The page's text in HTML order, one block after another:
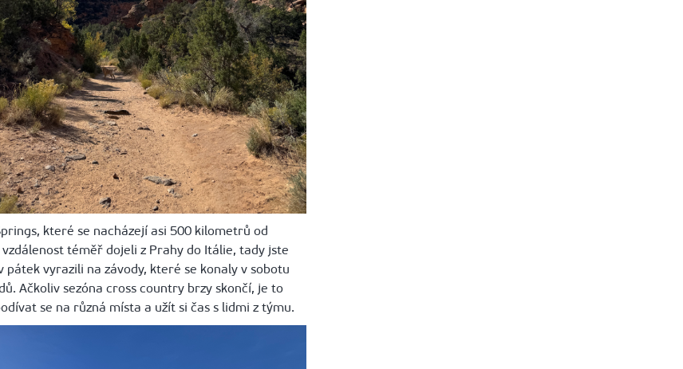
které se nacházejí asi 500 kilometrů od
téměř dojeli z Prahy do Itálie, tady jste
vyrazili na závody, které se konaly v sobotu
Ačkoliv sezóna cross country brzy skončí, je to
se na různá místa a užít si čas s lidmi z týmu.